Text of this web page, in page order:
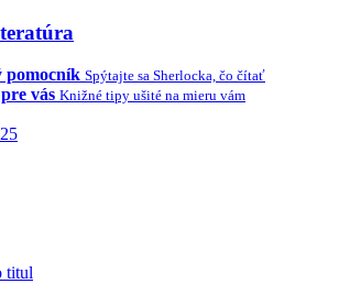
Spýtajte sa Sherlocka, čo čítať
vás Knižné tipy ušité na mieru vám
titul